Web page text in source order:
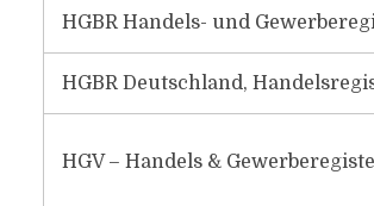
HGBR Handels- und
HGBR Deutschland,
HGV – Handels &